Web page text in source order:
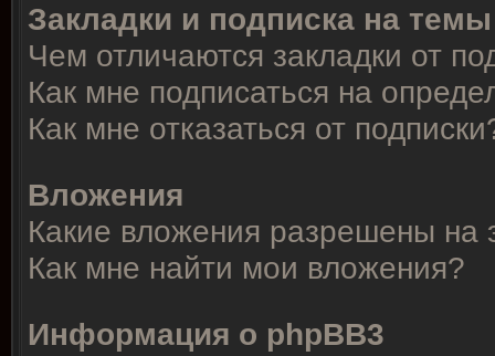
Закладки и подписка на темы
Чем отличаются закладки от
Как мне подписаться на
Как мне отказаться от
Вложения
Какие вложения разрешены на
Как мне найти мои вложения?
Информация о phpBB3